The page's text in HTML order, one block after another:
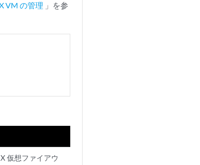
VM の管理 」を参
仮想ファイアウ